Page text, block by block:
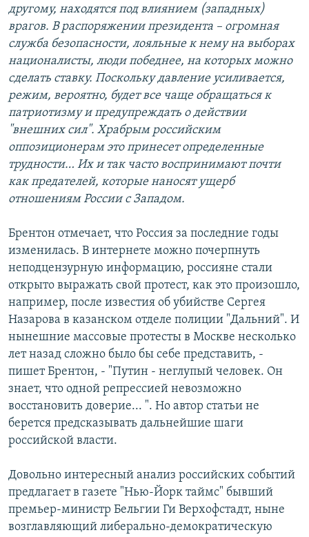
другому, находятся под влиянием (западных)
врагов. В распоряжении президента – огромная
служба безопасности, лояльные к нему на выборах
националисты, люди победнее, на которых можно
сделать ставку. Поскольку давление усиливается,
режим, вероятно, будет все чаще обращаться к
патриотизму и предупреждать о действии
"внешних сил". Храбрым российским
оппозиционерам это принесет определенные
трудности… Их и так часто воспринимают почти
как предателей, которые наносят ущерб
отношениям России с Западом.
Брентон отмечает, что Россия за последние годы
изменилась. В интернете можно почерпнуть
неподцензурную информацию, россияне стали
открыто выражать свой протест, как это произошло,
например, после известия об убийстве Сергея
Назарова в казанском отделе полиции "Дальний". И
нынешние массовые протесты в Москве несколько
лет назад сложно было бы себе представить, -
пишет Брентон, - "Путин - неглупый человек. Он
знает, что одной репрессией невозможно
восстановить доверие... ". Но автор статьи не
берется предсказывать дальнейшие шаги
российской власти.
Довольно интересный анализ российских событий
предлагает в газете "Нью-Йорк таймс" бывший
премьер-министр Бельгии Ги Верхофстадт, ныне
возглавляющий либерально-демократическую